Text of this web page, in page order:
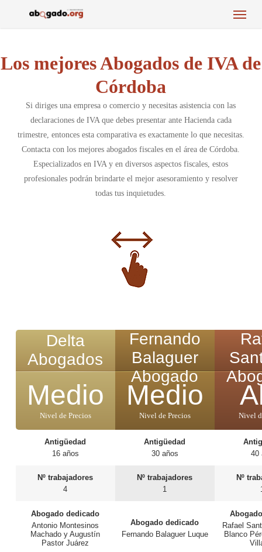
Menu
Los mejores Abogados de IVA de
Córdoba
Si diriges una empresa o comercio y necesitas asistencia con las
declaraciones de IVA que debes presentar ante Hacienda cada
trimestre, entonces esta comparativa es exactamente lo que necesitas.
Contacta con los mejores abogados fiscales en el área de Córdoba.
Especializados en IVA y en diversos aspectos fiscales, estos
profesionales podrán brindarte el mejor asesoramiento y resolver
todas tus inquietudes.
Delta
Abogados
Medio
Nivel de Precios
Antigüedad
16 años
Nº trabajadores
4
Abogado dedicado
Antonio Montesinos
Machado y Augustín
Pastor Juárez
Fernando
Balaguer
Abogado
Medio
Nivel de Precios
Antigüedad
30 años
Nº trabajadores
1
Abogado dedicado
Fernando Balaguer Luque
Nivel
40
Nº
Rafael
Blanco